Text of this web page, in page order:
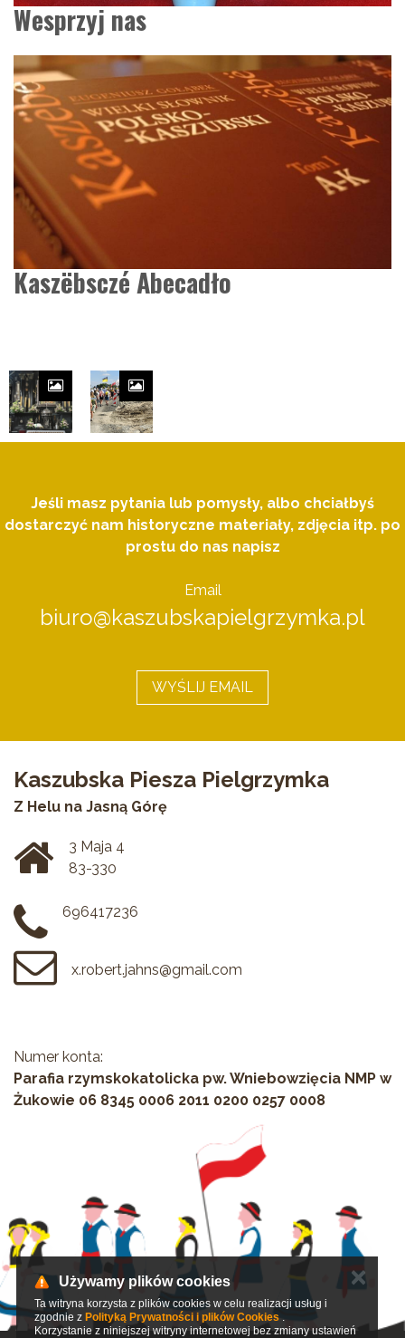
Wesprzyj nas
Kaszëbsczé Abecadło
Jeśli masz pytania lub pomysły, albo chciałbyś
dostarczyć nam historyczne materiały, zdjęcia itp. po
prostu do nas napisz
Email
biuro@kaszubskapielgrzymka.pl
WYŚLIJ EMAIL
Kaszubska Piesza Pielgrzymka
Z Helu na Jasną Górę
3 Maja 4
83-330
696417236
x.robert.jahns@gmail.com
Numer konta:
Parafia rzymskokatolicka pw. Wniebowzięcia NMP w
Żukowie 06 8345 0006 2011 0200 0257 0008
Używamy plików cookies
Ta witryna korzysta z plików cookies w celu realizacji usług i
zgodnie z Polityką Prywatności i plików Cookies.
Korzystanie z niniejszej witryny internetowej bez zmiany ustawień
✕